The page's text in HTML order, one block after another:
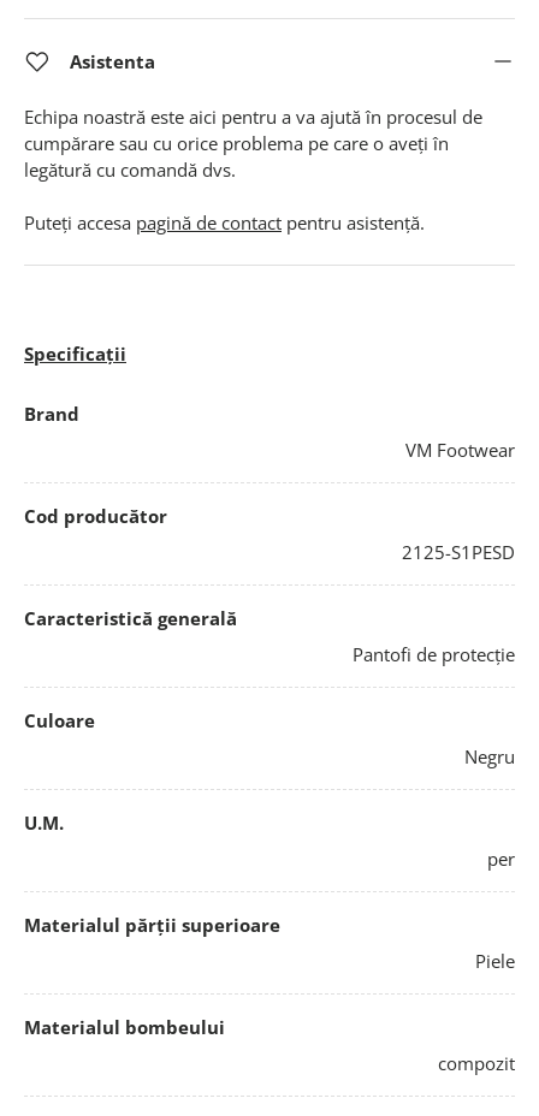
Asistenta
Echipa noastră este aici pentru a va ajută în procesul de
cumpărare sau cu orice problema pe care o aveți în
legătură cu comandă dvs.
Puteți accesa pagină de contact pentru asistență.
Specificații
Brand
VM Footwear
Cod producător
2125-S1PESD
Caracteristică generală
Pantofi de protecție
Culoare
Negru
U.M.
per
Materialul părții superioare
Piele
Materialul bombeului
compozit